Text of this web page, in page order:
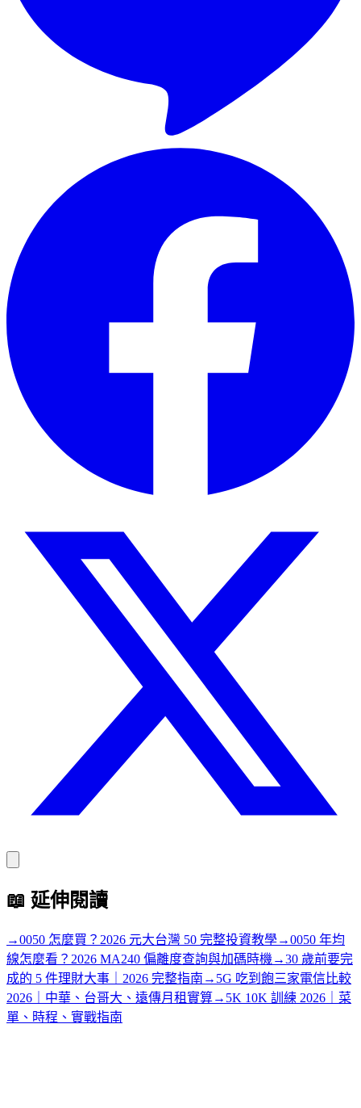
📖 延伸閱讀
→0050 怎麼買？2026 元大台灣 50 完整投資教學→0050 年均
線怎麼看？2026 MA240 偏離度查詢與加碼時機 →30 歲前要完
成的 5 件理財大事｜2026 完整指南 → 5G 吃到飽三家電信比較
2026｜中華、台哥大、遠傳月租實算→ 5K 10K 訓練 2026｜菜
單、時程、實戰指南